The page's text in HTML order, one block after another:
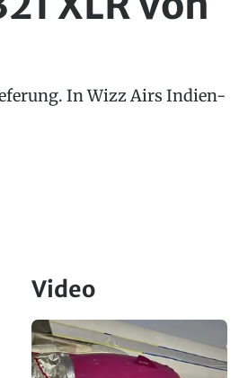
In Wizz Airs Indien-
Video